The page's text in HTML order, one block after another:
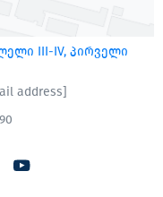
III-IV, პირველი
address]